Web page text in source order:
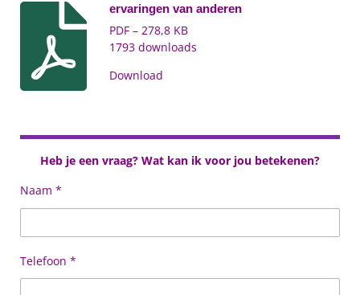
ervaringen van anderen
PDF – 278,8 KB
1793 downloads
Download
Heb je een vraag? Wat kan ik voor jou betekenen?
Naam *
Telefoon *